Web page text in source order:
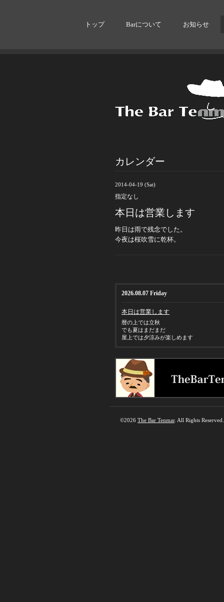
トップ Barについて お知らせ
カレンダー
2014-04-19 (Sat)
指定なし
本日は営業します
昨日は雨で残念でした。
今夜は桜吹雪に乾杯。
2026.08.07 Friday
本日は営業します
暦の上では立秋
でも夏はまだまだ
屋上では夕涼みが楽しめます
©2026 The Bar Tenmar. All Rights Reserved.